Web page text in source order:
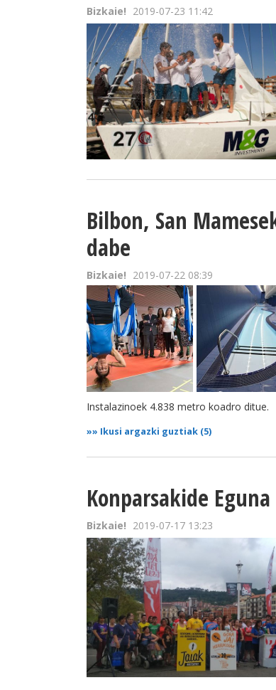
Bizkaie! 2019-07-23 11:42
Bilbon, San
dabe
Bizkaie! 2019-07-22 08:39
Instalazinoek 4.838 metro koadro ditue.
»» Ikusi argazki guztiak (5)
Konparsakide
Bizkaie! 2019-07-17 13:23